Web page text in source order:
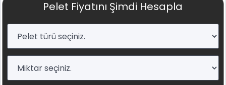
Pelet Fiyatını Şimdi Hesapla